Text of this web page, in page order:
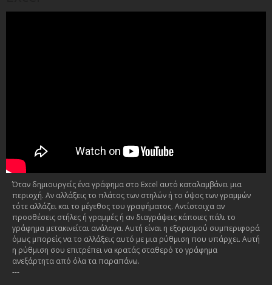
Όταν δημιουργείς ένα γράφημα στο Excel αυτό καταλαμβάνει μια
περιοχή. Αν αλλάξεις το πλάτος των στηλών ή το ύψος των γραμμών
τότε αλλάζει και το μέγεθος του γραφήματος. Αντίστοιχα αν
προσθέσεις στήλες ή γραμμές ή αν διαγράψεις κάποιες πάλι το
γράφημα μετακινείται ανάλογα. Αυτή είναι η εξορισμού συμπεριφορά
όμως μπορείς να το αλλάξεις αυτό με μια ρύθμιση που υπάρχει. Αυτή
η ρύθμιση σου επιτρέπει να κρατάς σταθερό το γράφημα
ανεξάρτητα από όλα τα παραπάνω.
---